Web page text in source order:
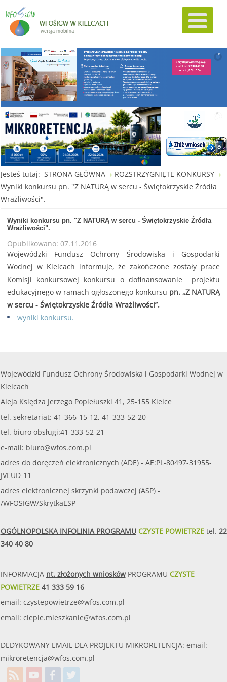
Jesteś tutaj: STRONA GŁÓWNA
ROZSTRZYGNIĘTE KONKURSY
Wyniki konkursu pn. "Z NATURĄ w sercu - Świętokrzyskie Źródła
Wrażliwości".
Wyniki konkursu pn. "Z NATURĄ w sercu - Świętokrzyskie Źródła
Wrażliwości".
Opublikowano: 07.11.2016
Wojewódzki Fundusz Ochrony Środowiska i Gospodarki
Wodnej w Kielcach informuje, że zakończone zostały prace
Komisji konkursowej konkursu o dofinansowanie projektu
edukacyjnego w ramach ogłoszonego konkursu pn. „Z NATURĄ
w sercu - Świętokrzyskie Źródła Wrażliwości”.
wyniki konkursu.
Wojewódzki Fundusz Ochrony Środowiska i Gospodarki Wodnej w
Kielcach
Aleja Księdza Jerzego Popiełuszki 41, 25-155 Kielce
tel. sekretariat: 41-366-15-12, 41-333-52-20
tel. biuro obsługi:41-333-52-21
e-mail: biuro@wfos.com.pl
adres do doręczeń elektronicznych (ADE) - AE:PL-80497-31955-
JVEUD-11
adres elektronicznej skrzynki podawczej (ASP) -
/WFOSIGW/SkrytkaESP
OGÓLNOPOLSKA INFOLINIA PROGRAMUCZYSTE POWIETRZEtel. 22
340 40 80
INFORMACJA nt. złożonych wnioskówPROGRAMU CZYSTE
POWIETRZE41 333 59 16
email: czystepowietrze@wfos.com.pl
email: cieple.mieszkanie@wfos.com.pl
DEDYKOWANY EMAIL DLA PROJEKTU MIKRORETENCJA: email:
mikroretencja@wfos.com.pl